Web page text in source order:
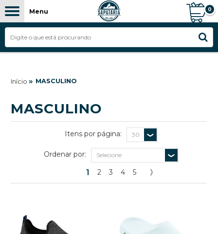
Menu 0
Início » MASCULINO
MASCULINO
Itens por página:
Ordenar por:
1 2 3 4 5